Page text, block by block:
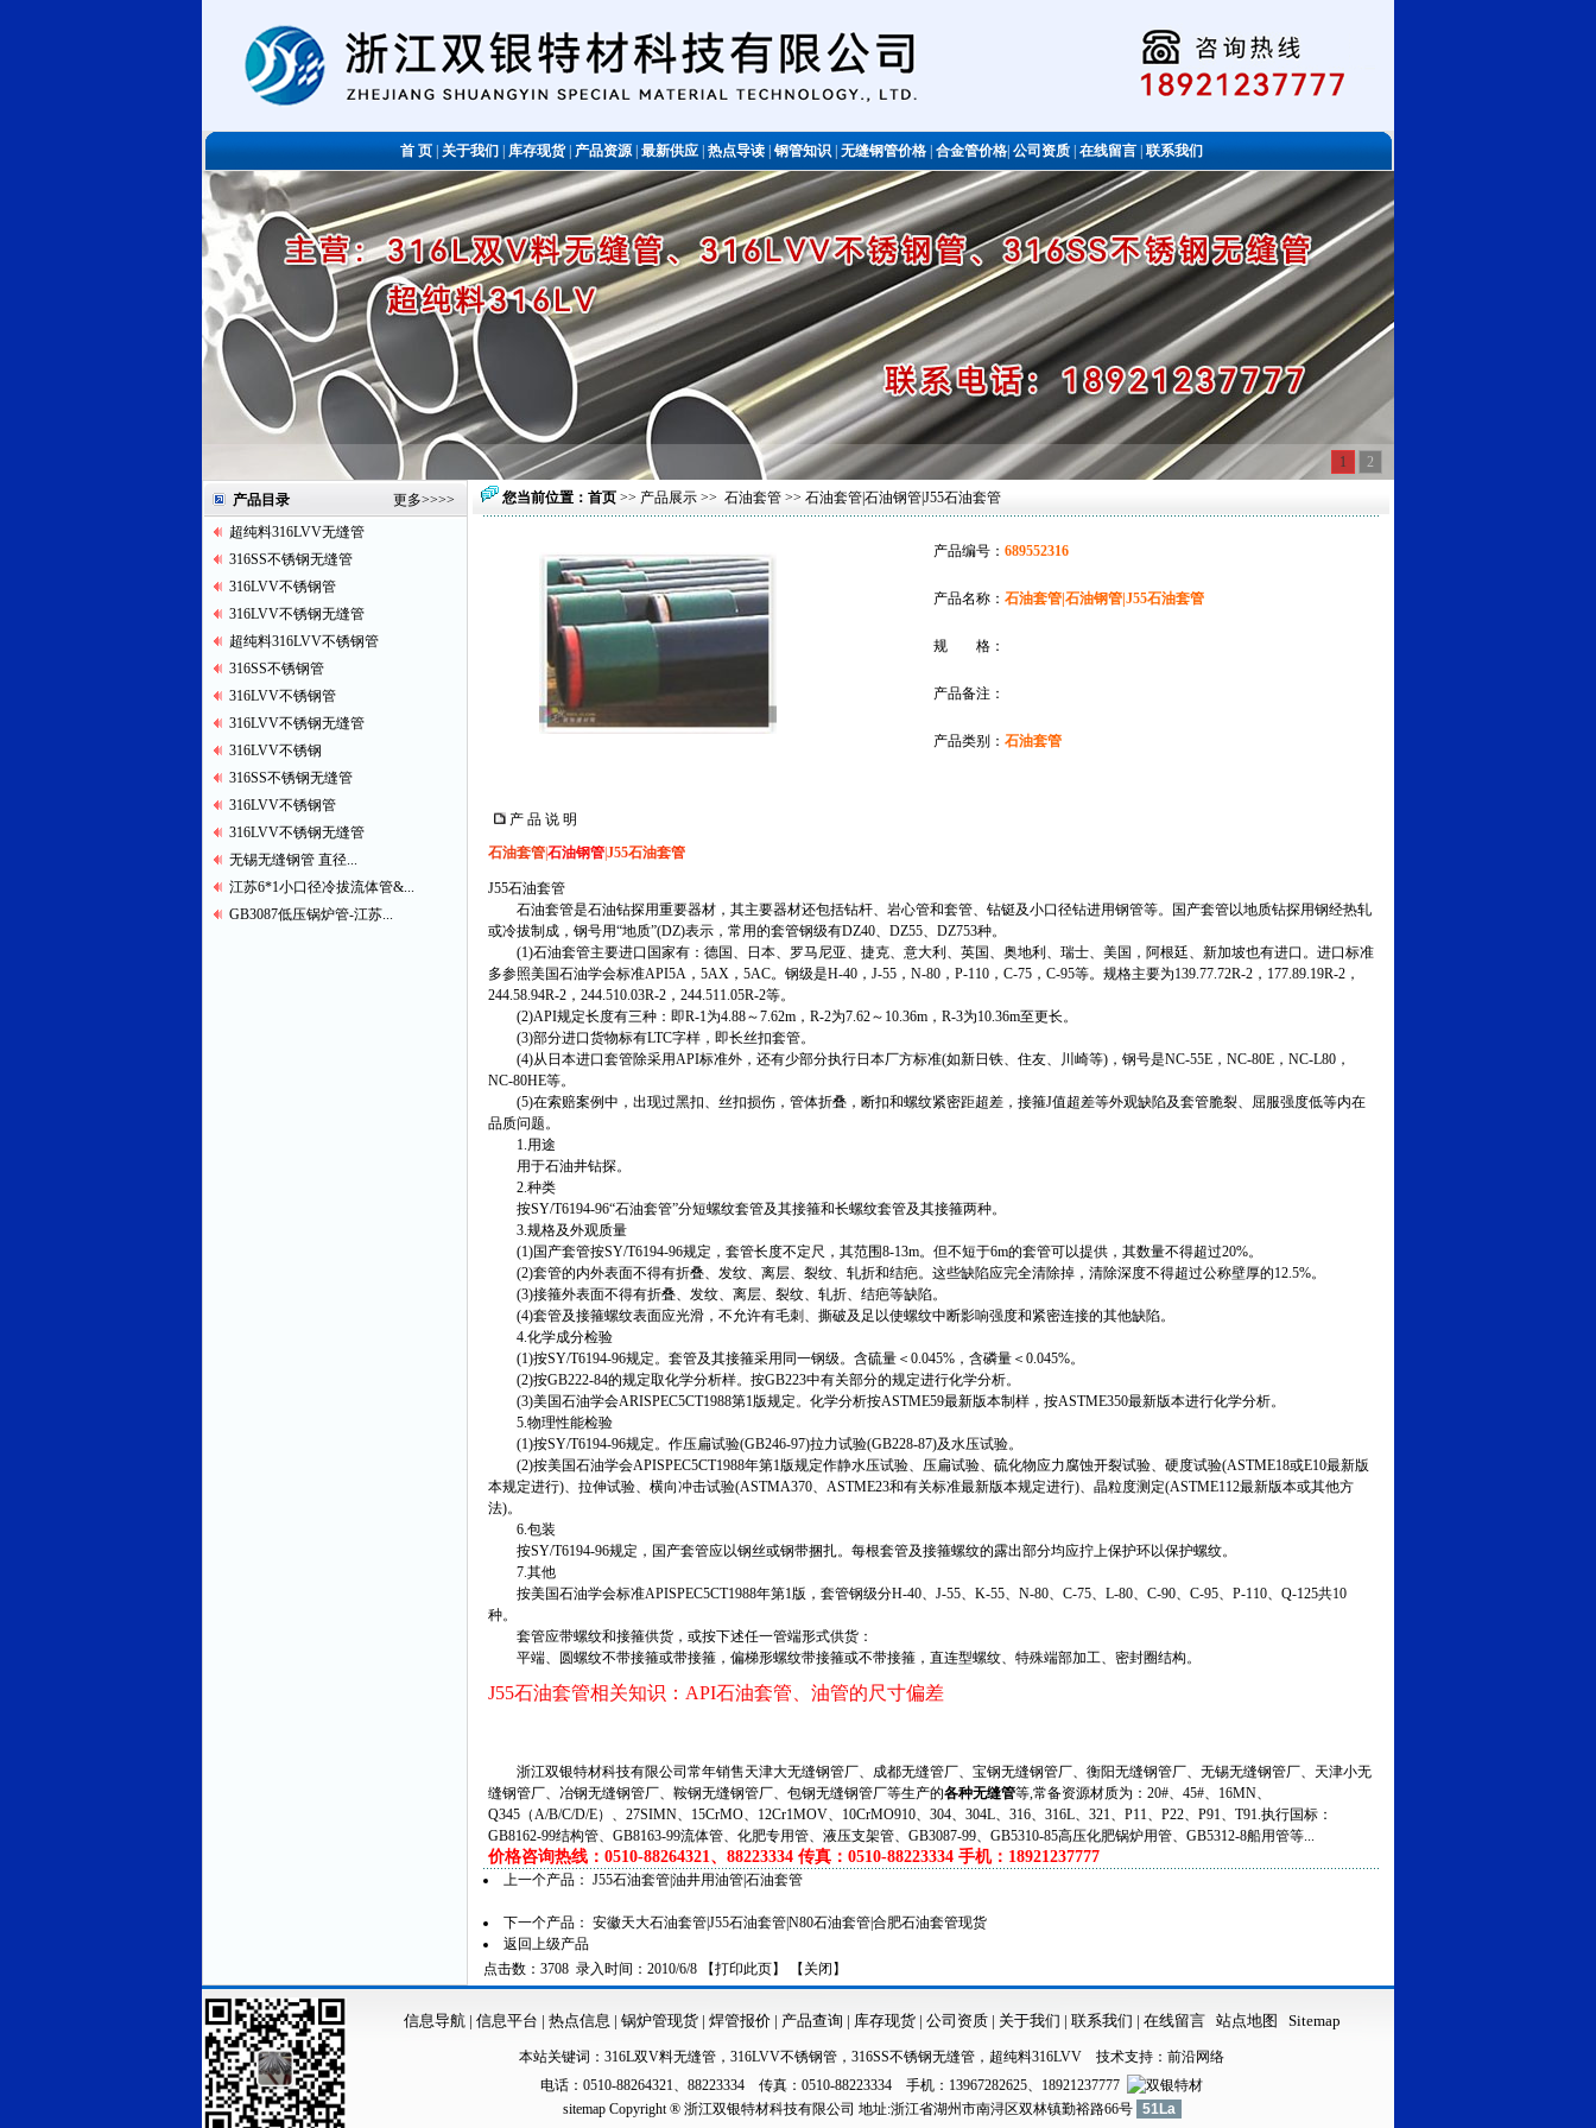
首 页关于我们库存现货|产品资源|最新供应|热点导读钢管知识无缝钢管价格合金管价格公司资质在线留言|联系我们
不锈钢管 1 2
产品目录 更多>>>>
超纯料316LVV无缝管
316SS不锈钢无缝管
316LVV不锈钢管
316LVV不锈钢无缝管
超纯料316LVV不锈钢管
316SS不锈钢管
316LVV不锈钢管
316LVV不锈钢无缝管
316LVV不锈钢
316SS不锈钢无缝管
316LVV不锈钢管
316LVV不锈钢无缝管
无锡无缝钢管 直径...
江苏6*1小口径冷拔流体管&...
GB3087低压锅炉管-江苏...
您当前位置： 首页 >> 产品展示 >> 石油套管 >> 石油套管|石油钢管|J55石油套管
产品编号： 689552316
产品名称： 石油套管|石油钢管|J55石油套管
规 格：
产品备注：
产品类别： 石油套管
产 品 说 明
石油套管石油钢管J55石油套管
J55石油套管
石油套管是石油钻探用重要器材，其主要器材还包括钻杆、岩心管和套管、钻铤及小口径钻进用钢管等。国产套管以地质钻探用钢经热轧
或冷拔制成，钢号用“地质”(DZ)表示，常用的套管钢级有DZ40、DZ55、DZ753种。
(1)石油套管主要进口国家有：德国、日本、罗马尼亚、捷克、意大利、英国、奥地利、瑞士、美国，阿根廷、新加坡也有进口。进口标准
多参照美国石油学会标准API5A，5AX，5AC。钢级是H-40，J-55，N-80，P-110，C-75，C-95等。规格主要为139.77.72R-2，177.89.19R-2，
244.58.94R-2，244.510.03R-2，244.511.05R-2等。
(2)API规定长度有三种：即R-1为4.88～7.62m，R-2为7.62～10.36m，R-3为10.36m至更长。
(3)部分进口货物标有LTC字样，即长丝扣套管。
(4)从日本进口套管除采用API标准外，还有少部分执行日本厂方标准(如新日铁、住友、川崎等)，钢号是NC-55E，NC-80E，NC-L80，
NC-80HE等。
(5)在索赔案例中，出现过黑扣、丝扣损伤，管体折叠，断扣和螺纹紧密距超差，接箍J值超差等外观缺陷及套管脆裂、屈服强度低等内在
品质问题。
1.用途
用于石油井钻探。
2.种类
按SY/T6194-96“石油套管”分短螺纹套管及其接箍和长螺纹套管及其接箍两种。
3.规格及外观质量
(1)国产套管按SY/T6194-96规定，套管长度不定尺，其范围8-13m。但不短于6m的套管可以提供，其数量不得超过20%。
(2)套管的内外表面不得有折叠、发纹、离层、裂纹、轧折和结疤。这些缺陷应完全清除掉，清除深度不得超过公称壁厚的12.5%。
(3)接箍外表面不得有折叠、发纹、离层、裂纹、轧折、结疤等缺陷。
(4)套管及接箍螺纹表面应光滑，不允许有毛刺、撕破及足以使螺纹中断影响强度和紧密连接的其他缺陷。
4.化学成分检验
(1)按SY/T6194-96规定。套管及其接箍采用同一钢级。含硫量＜0.045%，含磷量＜0.045%。
(2)按GB222-84的规定取化学分析样。按GB223中有关部分的规定进行化学分析。
(3)美国石油学会ARISPEC5CT1988第1版规定。化学分析按ASTME59最新版本制样，按ASTME350最新版本进行化学分析。
5.物理性能检验
(1)按SY/T6194-96规定。作压扁试验(GB246-97)拉力试验(GB228-87)及水压试验。
(2)按美国石油学会APISPEC5CT1988年第1版规定作静水压试验、压扁试验、硫化物应力腐蚀开裂试验、硬度试验(ASTME18或E10最新版
本规定进行)、拉伸试验、横向冲击试验(ASTMA370、ASTME23和有关标准最新版本规定进行)、晶粒度测定(ASTME112最新版本或其他方
法)。
6.包装
按SY/T6194-96规定，国产套管应以钢丝或钢带捆扎。每根套管及接箍螺纹的露出部分均应拧上保护环以保护螺纹。
7.其他
按美国石油学会标准APISPEC5CT1988年第1版，套管钢级分H-40、J-55、K-55、N-80、C-75、L-80、C-90、C-95、P-110、Q-125共10
种。
套管应带螺纹和接箍供货，或按下述任一管端形式供货：
平端、圆螺纹不带接箍或带接箍，偏梯形螺纹带接箍或不带接箍，直连型螺纹、特殊端部加工、密封圈结构。
J55石油套管相关知识： API石油套管、油管的尺寸偏差
浙江双银特材科技有限公司常年销售天津大无缝钢管厂、成都无缝管厂、宝钢无缝钢管厂、衡阳无缝钢管厂、无锡无缝钢管厂、天津小无
缝钢管厂、冶钢无缝钢管厂、鞍钢无缝钢管厂、包钢无缝钢管厂等生产的各种无缝管等,常备资源材质为：20#、45#、16MN、
Q345（A/B/C/D/E）、27SIMN、15CrMO、12Cr1MOV、10CrMO910、304、304L、316、316L、321、P11、P22、P91、T91.执行国标：
GB8162-99结构管、GB8163-99流体管、化肥专用管、液压支架管、GB3087-99、GB5310-85高压化肥锅炉用管、GB5312-8船用管等...
价格咨询热线：0510-88264321、88223334 传真：0510-88223334 手机：18921237777
上一个产品： J55石油套管|油井用油管|石油套管
下一个产品： 安徽天大石油套管|J55石油套管|N80石油套管|合肥石油套管现货
返回上级产品
点击数：3708 录入时间：2010/6/8 【打印此页】 【 关闭 】
信息导航| 信息平台 | 热点信息 | 锅炉管现货 | 焊管报价| 产品查询 | 库存现货 | 公司资质 | 关于我们 | 联系我们 | 在线留言 站点地图 Sitemap
本站关键词： 316L双V料无缝管 ， 316LVV不锈钢管 ， 316SS不锈钢无缝管 ， 超纯料316LVV 技术支持： 前沿网络
电话：0510-88264321、88223334 传真：0510-88223334 手机：13967282625、18921237777
sitemapCopyright ® 浙江双银特材科技有限公司 地址:浙江省湖州市南浔区双林镇勤裕路66号 51La